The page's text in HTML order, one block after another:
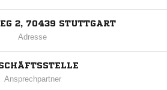
2, 70439 STUTTGART
Adresse
Ansprechpartner